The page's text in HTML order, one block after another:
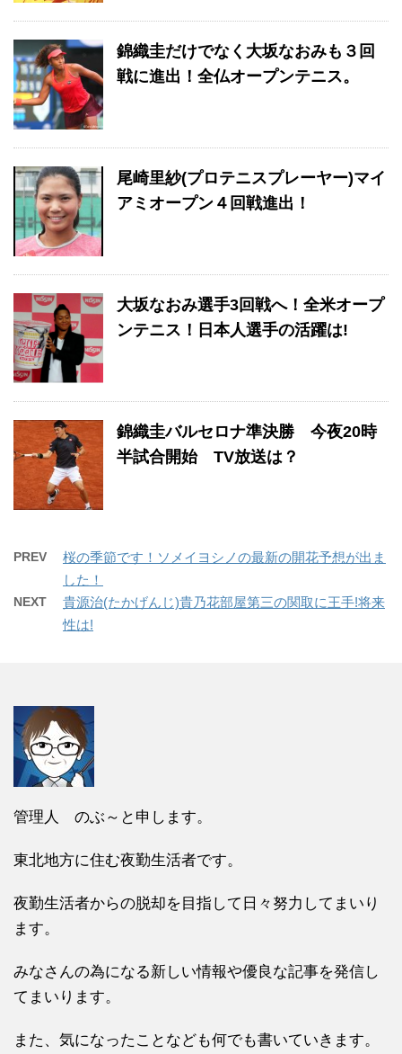
錦織圭だけでなく大坂なおみも３回
戦に進出！全仏オープンテニス。
尾崎里紗(プロテニスプレーヤー)マイ
アミオープン４回戦進出！
大坂なおみ選手3回戦へ！全米オープ
ンテニス！日本人選手の活躍は!
錦織圭バルセロナ準決勝 今夜20時
半試合開始 TV放送は？
PREV
桜の季節です！ソメイヨシノの最新の開花予想が出ま
した！
NEXT
貴源治(たかげんじ)貴乃花部屋第三の関取に王手!将来
性は!
管理人 のぶ～と申します。
東北地方に住む夜勤生活者です。
夜勤生活者からの脱却を目指して日々努力してまいり
ます。
みなさんの為になる新しい情報や優良な記事を発信し
てまいります。
また、気になったことなども何でも書いていきます。